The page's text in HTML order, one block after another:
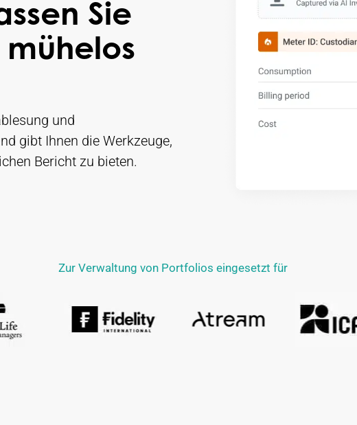
Sie
und
gibt Ihnen die Werkzeuge,
Bericht zu bieten.
Zur Verwaltung von Portfolios eingesetzt für